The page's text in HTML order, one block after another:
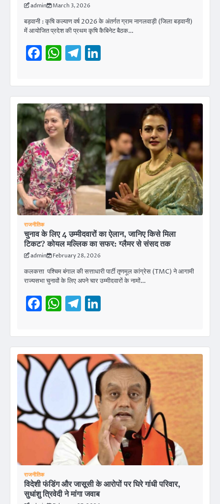
admin March 3, 2026
बड़वानी : कृषि कल्याण वर्ष 2026 के अंतर्गत ग्राम नागलवाड़ी (जिला बड़वानी)
में आयोजित प्रदेश की प्रथम कृषि कैबिनेट बैठक…
Facebook
WhatsApp
Telegram
राजनीतिक
चुनाव के लिए 4 उम्मीदवारों का ऐलान, जानिए किसे मिला
टिकट? कोयल मल्लिक का सफर: ग्लैमर से संसद तक
admin February 28, 2026
कलकत्ता पश्चिम बंगाल की सत्ताधारी पार्टी तृणमूल कांग्रेस (TMC) ने आगामी
राज्यसभा चुनावों के लिए अपने चार उम्मीदवारों के नामों…
Facebook
WhatsApp
Telegram
राजनीतिक
विदेशी फंडिंग और जासूसी के आरोपों पर घिरे गांधी परिवार,
सुधांशु त्रिवेदी ने मांगा जवाब